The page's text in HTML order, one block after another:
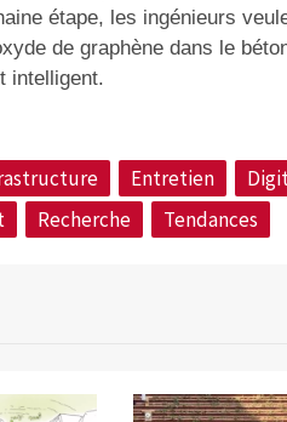
étape, les ingénieurs
de graphène dans le
intelligent.
Entretien
Recherche Tendances